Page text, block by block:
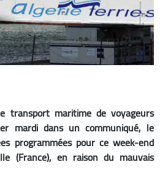
transport maritime de voyageurs
mardi dans un communiqué, le
programmées pour ce week-end
(France), en raison du mauvais